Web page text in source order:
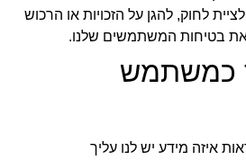
לציית לחוק, להגן על הזכויות או הרכוש
את בטיחות המשתמשים שלנו.
כמשתמש
איזה מידע יש לנו עליך